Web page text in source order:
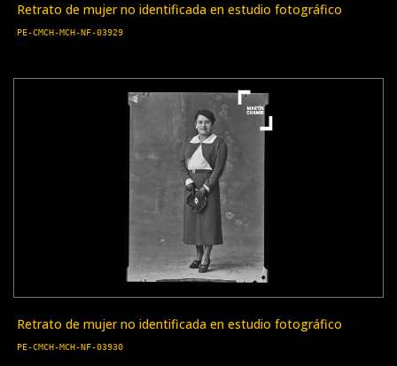
Retrato de mujer no identificada en estudio fotográfico
PE-CMCH-MCH-NF-03929
Retrato de mujer no identificada en estudio fotográfico
PE-CMCH-MCH-NF-03930